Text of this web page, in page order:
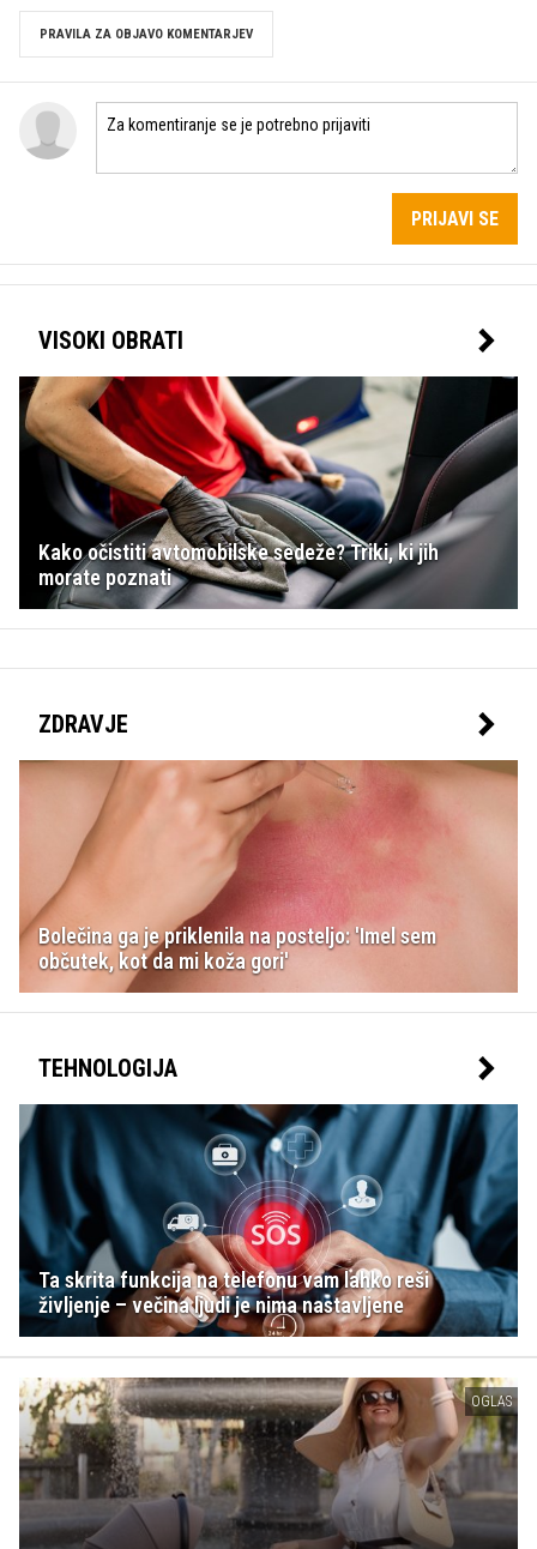
PRAVILA ZA OBJAVO KOMENTARJEV
PRIJAVI SE
VISOKI OBRATI
Kako očistiti avtomobilske sedeže? Triki, ki jih
morate poznati
ZDRAVJE
Bolečina ga je priklenila na posteljo: 'Imel sem
občutek, kot da mi koža gori'
TEHNOLOGIJA
Ta skrita funkcija na telefonu vam lahko reši
življenje – večina ljudi je nima nastavljene
OGLAS